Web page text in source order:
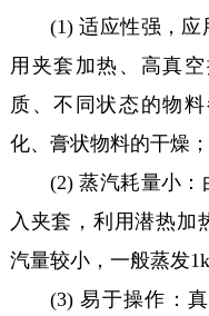
(1) 适应性强，应
用夹套加热、高真
质、不同状态的物
化、膏状物料的干燥；
(2) 蒸汽耗量小：
入夹套，利用潜热加
汽量较小，一般蒸发
(3) 易于操作：真